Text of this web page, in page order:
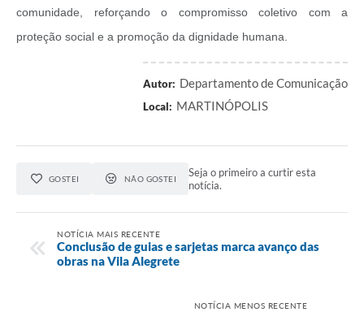
Audiências Públicas
Arquivos para Download
Carta de Serviços
comunidade, reforçando o compromisso coletivo com a
proteção social e a promoção da dignidade humana.
Autor: Departamento de Comunicação
Local: MARTINÓPOLIS
GOSTEI NÃO GOSTEI
Seja o primeiro a curtir esta
notícia.
NOTÍCIA MAIS RECENTE
Conclusão de guias e sarjetas marca avanço das
obras na Vila Alegrete
NOTÍCIA MENOS RECENTE